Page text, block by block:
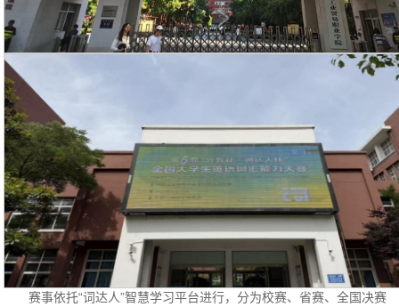
赛事依托“词达人”智慧学习平台进行，分为校赛、省赛、全国决赛